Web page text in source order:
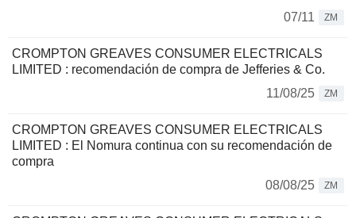
07/11
ZM
CROMPTON GREAVES CONSUMER ELECTRICALS
LIMITED : recomendación de compra de Jefferies & Co.
11/08/25
ZM
CROMPTON GREAVES CONSUMER ELECTRICALS
LIMITED : El Nomura continua con su recomendación de
compra
08/08/25
ZM